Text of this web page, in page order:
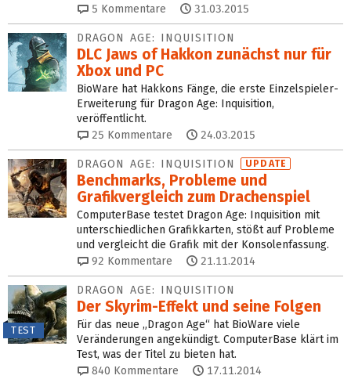
5 Kommentare 31.03.2015
DRAGON AGE: INQUISITION
DLC Jaws of Hakkon zunächst nur für
Xbox und PC
BioWare hat Hakkons Fänge, die erste Einzelspieler-
Erweiterung für Dragon Age: Inquisition,
veröffentlicht.
25 Kommentare 24.03.2015
DRAGON AGE: INQUISITION UPDATE
Benchmarks, Probleme und
Grafikvergleich zum Drachenspiel
ComputerBase testet Dragon Age: Inquisition mit
unterschiedlichen Grafikkarten, stößt auf Probleme
und vergleicht die Grafik mit der Konsolenfassung.
92 Kommentare 21.11.2014
TEST
DRAGON AGE: INQUISITION
Der Skyrim-Effekt und seine Folgen
Für das neue „Dragon Age“ hat BioWare viele
Veränderungen angekündigt. ComputerBase klärt im
Test, was der Titel zu bieten hat.
840 Kommentare 17.11.2014